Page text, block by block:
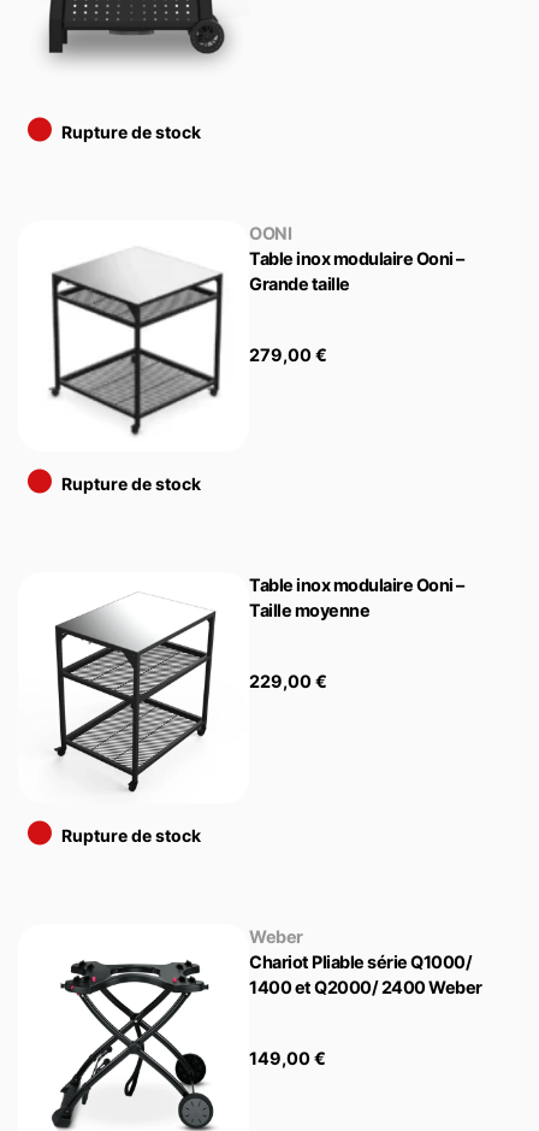
• Rupture de stock
OONI
Table inox modulaire Ooni –
Grande taille
279,00€
• Rupture de stock
Table inox modulaire Ooni –
Taille moyenne
229,00€
• Rupture de stock
Weber
Chariot Pliable série Q1000/
1400 et Q2000/ 2400 Weber
149,00€